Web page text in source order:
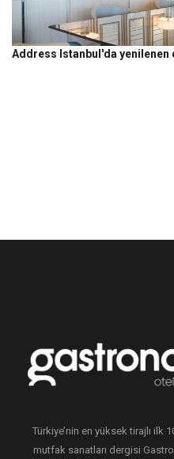
Address Istanbul'da yenilenen
Türkiye’nin en yüksek tirajlı ilk
mutfak sanatları dergisi